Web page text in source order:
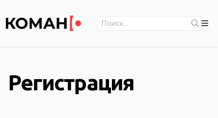
Регистрация